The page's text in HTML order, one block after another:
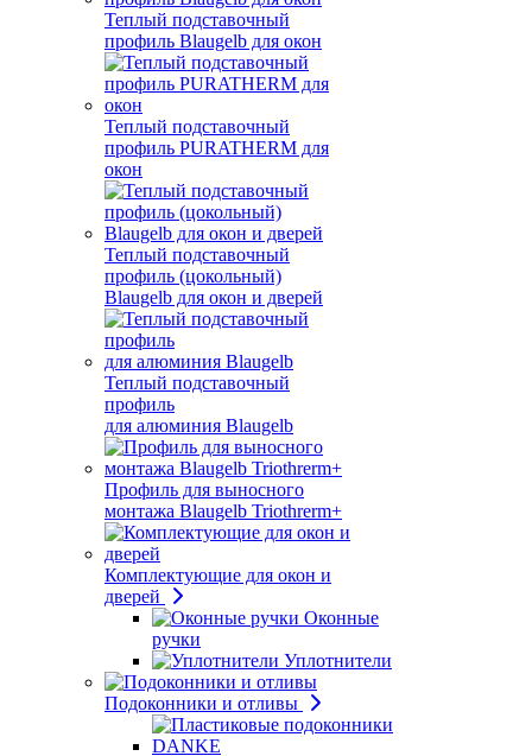
Теплый подставочный
профиль Blaugelb для окон
Теплый подставочный
профиль PURATHERM для
окон
Теплый подставочный
профиль (цокольный)
Blaugelb для окон и дверей
Теплый подставочный
профиль
для алюминия Blaugelb
Профиль для выносного
монтажа Blaugelb Triothrerm+
Комплектующие для окон и
дверей
Оконные
ручки
Уплотнители
Подоконники и отливы